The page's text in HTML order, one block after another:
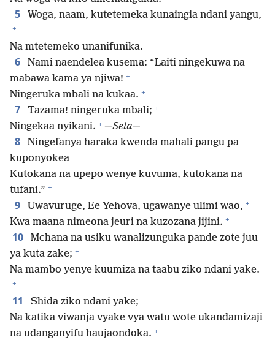
5 Woga, naam, kutetemeka kunaingia ndani yangu,
+
Na mtetemeko unanifunika.
6
Nami naendelea kusema: “Laiti ningekuwa na
mabawa kama ya njiwa! +
Ningeruka mbali na kukaa. +
7 Tazama! ningeruka mbali; +
Ningekaa nyikani. + —Sela—
8
Ningefanya haraka kwenda mahali pangu pa
kuponyokea
Kutokana na upepo wenye kuvuma, kutokana na
tufani.” +
9 Uwavuruge, Ee Yehova, ugawanye ulimi wao, +
Kwa maana nimeona jeuri na kuzozana jijini. +
10
Mchana na usiku wanalizunguka pande zote juu
ya kuta zake; +
Na mambo yenye kuumiza na taabu ziko ndani yake.
+
11
Shida ziko ndani yake;
Na katika viwanja vyake vya watu wote ukandamizaji
na udanganyifu haujaondoka. +